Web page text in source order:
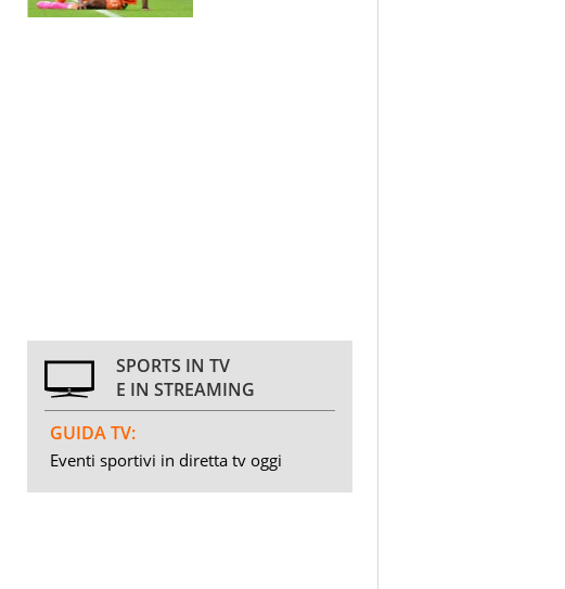
SPORTS IN TV
E IN STREAMING
GUIDA TV:
Eventi sportivi in diretta tv oggi